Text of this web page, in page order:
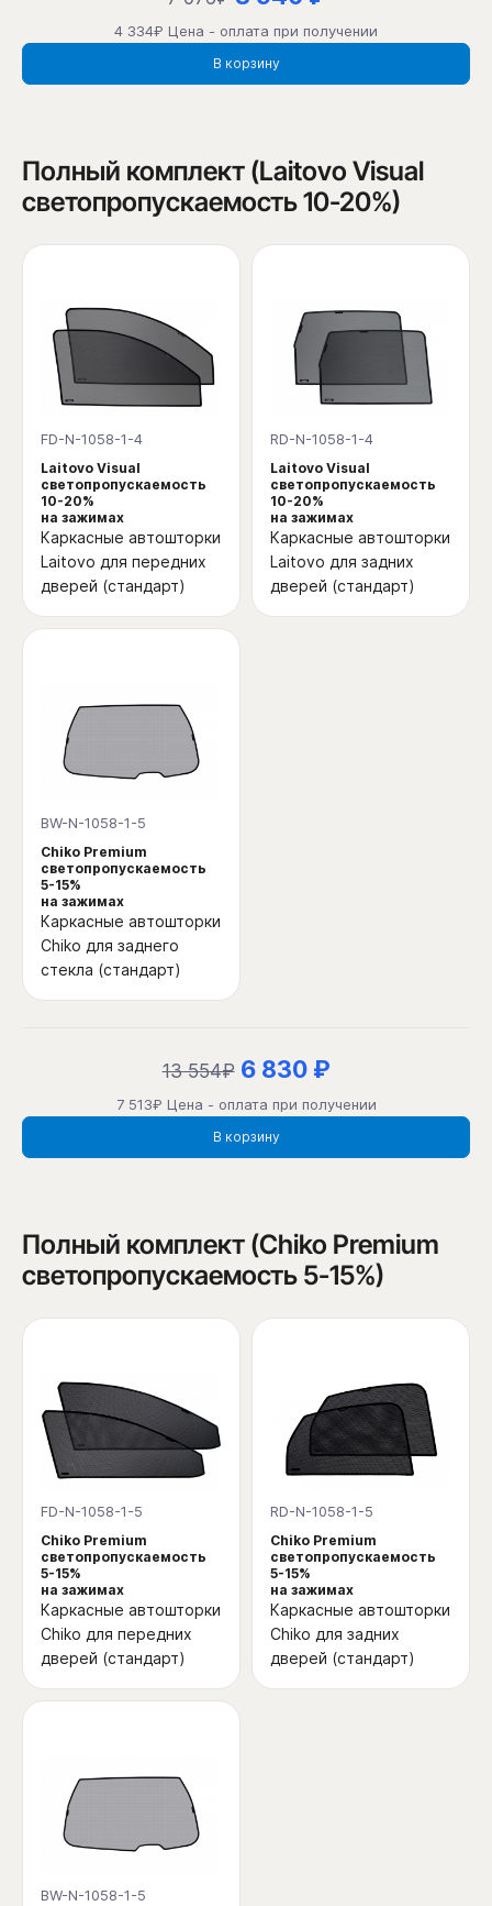
4 334₽ Цена - оплата при получении
В корзину
Полный комплект (Laitovo Visual
светопропускаемость 10-20%)
FD-N-1058-1-4
Laitovo Visual
светопропускаемость
10-20%
на зажимах
Каркасные автошторки
Laitovo для передних
дверей (стандарт)
RD-N-1058-1-4
Laitovo Visual
светопропускаемость
10-20%
на зажимах
Каркасные автошторки
Laitovo для задних
дверей (стандарт)
BW-N-1058-1-5
Chiko Premium
светопропускаемость
5-15%
на зажимах
Каркасные автошторки
Chiko для заднего
стекла (стандарт)
13 554₽ 6 830 ₽
7 513₽ Цена - оплата при получении
В корзину
Полный комплект (Chiko Premium
светопропускаемость 5-15%)
FD-N-1058-1-5
Chiko Premium
светопропускаемость
5-15%
на зажимах
Каркасные автошторки
Chiko для передних
дверей (стандарт)
RD-N-1058-1-5
Chiko Premium
светопропускаемость
5-15%
на зажимах
Каркасные автошторки
Chiko для задних
дверей (стандарт)
BW-N-1058-1-5